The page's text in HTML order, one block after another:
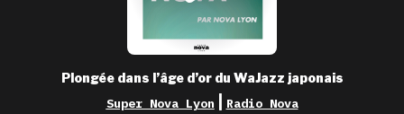
nova aime
les grilles
Plongée dans l’âge d’or du WaJazz japonais
Super Nova Lyon Radio Nova